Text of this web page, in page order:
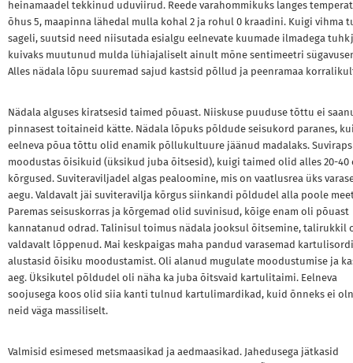
heinamaadel tekkinud uduviirud. Reede varahommikuks langes
õhus 5, maapinna lähedal mulla kohal 2 ja rohul 0 kraadini. Kuigi vihma
sageli, suutsid need niisutada esialgu eelnevate kuumade ilmadega
kuivaks muutunud mulda lühiajaliselt ainult mõne sentimeetri
Alles nädala lõpu suuremad sajud kastsid põllud ja peenramaa
Nädala alguses kiratsesid taimed põuast. Niiskuse puuduse tõttu ei
pinnasest toitaineid kätte. Nädala lõpuks põldude seisukord paranes,
eelneva põua tõttu olid enamik põllukultuure jäänud madalaks. Suviraps
moodustas õisikuid (üksikud juba õitsesid), kuigi taimed olid alles 20-40
kõrgused. Suviteraviljadel algas pealoomine, mis on vaatlusrea üks
aegu. Valdavalt jäi suviteravilja kõrgus siinkandi põldudel alla poole
Paremas seisuskorras ja kõrgemad olid suvinisud, kõige enam oli põuast
kannatanud odrad. Talinisul toimus nädala jooksul õitsemine, talirukkil
valdavalt lõppenud. Mai keskpaigas maha pandud varasemad
alustasid õisiku moodustamist. Oli alanud mugulate moodustumise ja
aeg. Üksikutel põldudel oli näha ka juba õitsvaid kartulitaimi. Eelneva
soojusega koos olid siia kanti tulnud kartulimardikad, kuid õnneks ei
neid väga massiliselt.
Valmisid esimesed metsmaasikad ja aedmaasikad. Jahedusega jätkasid